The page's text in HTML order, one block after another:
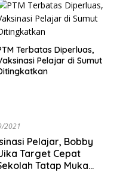
Terbatas Diperluas,
Pelajar di Sumut
2021
Pelajar, Bobby
Target Cepat
Tatap Muka